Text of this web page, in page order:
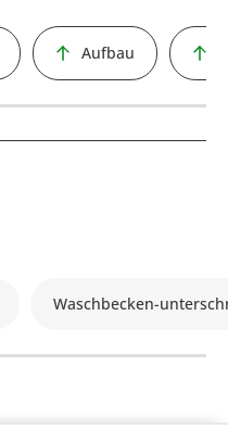
Aufbau
Waschbecken-